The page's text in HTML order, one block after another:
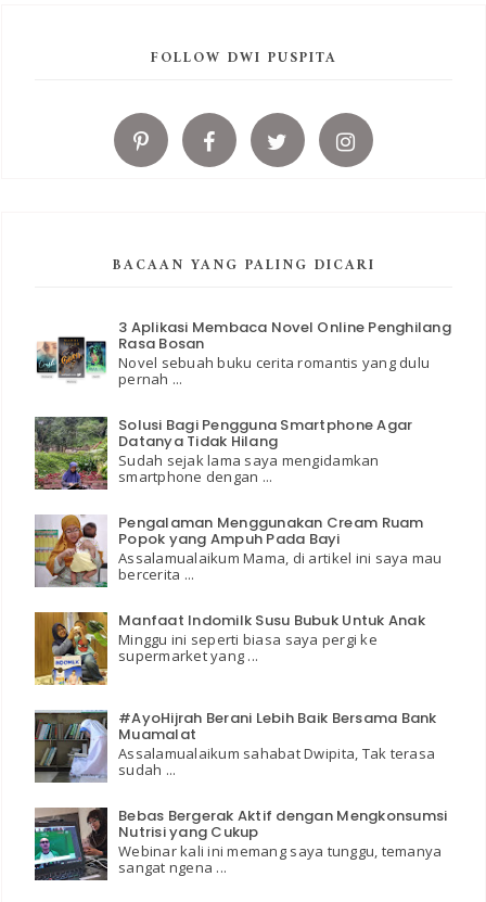
FOLLOW DWI PUSPITA
BACAAN YANG PALING DICARI
3 Aplikasi Membaca Novel Online Penghilang
Rasa Bosan
Novel sebuah buku cerita romantis yang dulu
pernah ...
Solusi Bagi Pengguna Smartphone Agar
Datanya Tidak Hilang
Sudah sejak lama saya mengidamkan
smartphone dengan ...
Pengalaman Menggunakan Cream Ruam
Popok yang Ampuh Pada Bayi
Assalamualaikum Mama, di artikel ini saya mau
bercerita ...
Manfaat Indomilk Susu Bubuk Untuk Anak
Minggu ini seperti biasa saya pergi ke
supermarket yang ...
#AyoHijrah Berani Lebih Baik Bersama Bank
Muamalat
Assalamualaikum sahabat Dwipita, Tak terasa
sudah ...
Bebas Bergerak Aktif dengan Mengkonsumsi
Nutrisi yang Cukup
Webinar kali ini memang saya tunggu, temanya
sangat ngena ...